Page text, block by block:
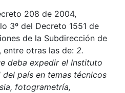
208 de 2004,
3º del Decreto 1551 de
de la Subdirección de
otras las de: 2.
deba expedir el Instituto
país en temas técnicos
fotogrametría,